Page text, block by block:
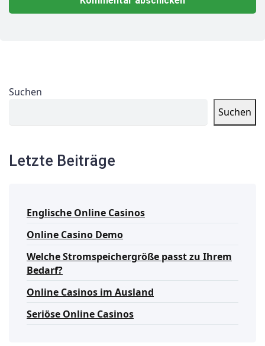
Suchen
Suchen
Letzte Beiträge
Englische Online Casinos
Online Casino Demo
Welche Stromspeichergröße passt zu Ihrem
Bedarf?
Online Casinos im Ausland
Seriöse Online Casinos